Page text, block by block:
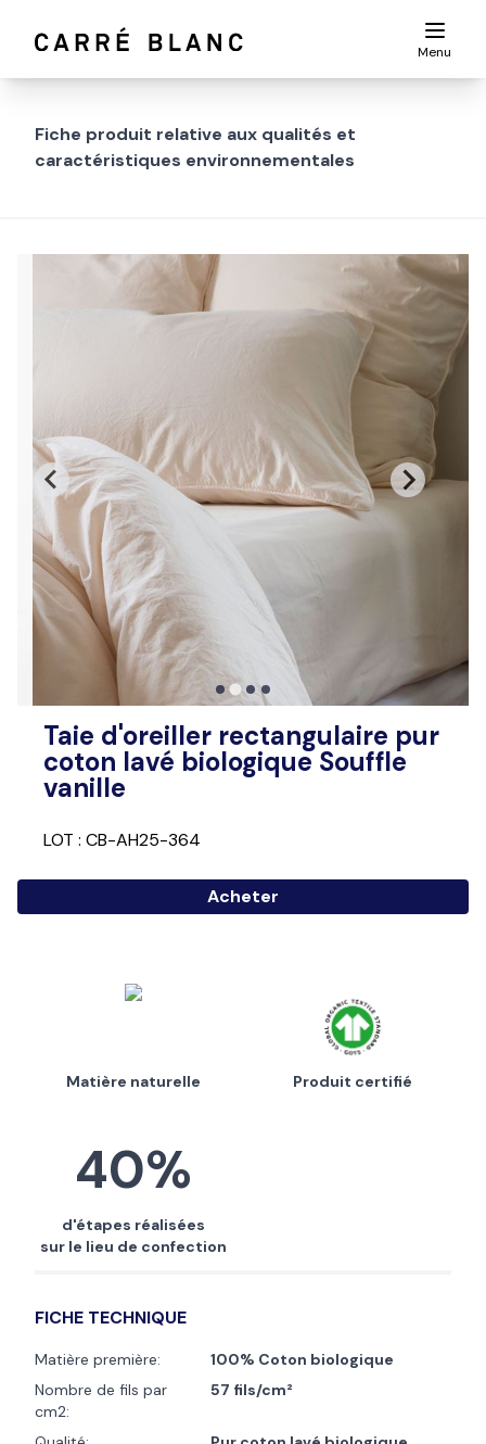
Menu
Fiche produit relative aux qualités et
caractéristiques environnementales
Taie d'oreiller rectangulaire pur
coton lavé biologique Souffle
vanille
LOT : CB-AH25-364
Acheter
Matière naturelle Produit certifié
40%
d'étapes réalisées
sur le lieu de confection
FICHE TECHNIQUE
Matière première:
100% Coton biologique
Nombre de fils par
cm2:
57 fils/cm²